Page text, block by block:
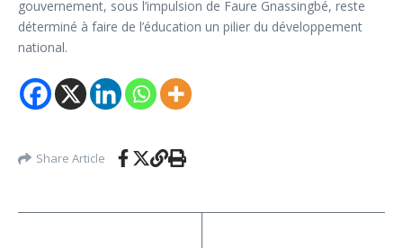
gouvernement, sous l’impulsion de Faure Gnassingbé, reste
déterminé à faire de l’éducation un pilier du développement
national.
Share Article